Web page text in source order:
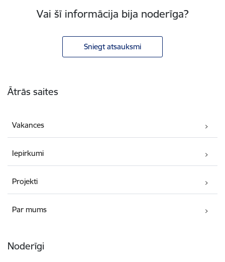
Vai šī informācija bija noderīga?
Sniegt atsauksmi
Ātrās saites
Vakances
Iepirkumi
Projekti
Par mums
Noderīgi